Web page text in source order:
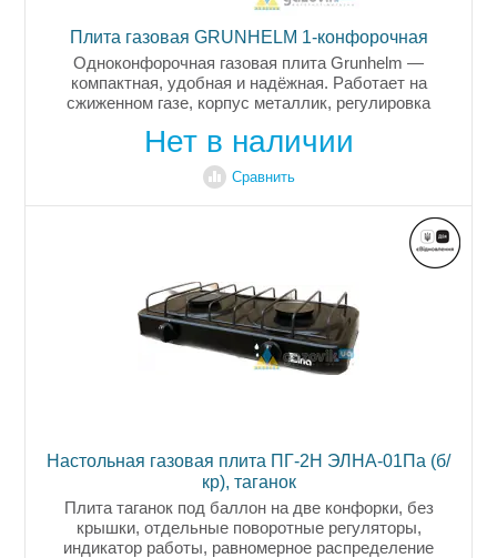
Плита газовая GRUNHELM 1-конфорочная
Одноконфорочная газовая плита Grunhelm —
компактная, удобная и надёжная. Работает на
сжиженном газе, корпус металлик, регулировка
Нет в наличии
Сравнить
Настольная газовая плита ПГ-2Н ЭЛНА-01Па (б/
кр), таганок
Плита таганок под баллон на две конфорки, без
крышки, отдельные поворотные регуляторы,
индикатор работы, равномерное распределение